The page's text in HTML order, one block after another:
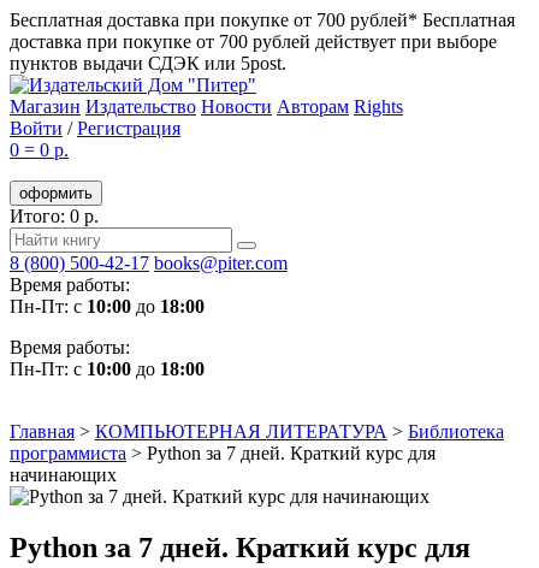
Бесплатная доставка при покупке от 700 рублей* Бесплатная
доставка при покупке от 700 рублей действует при выборе
пунктов выдачи СДЭК или 5post.
Магазин Издательство Новости Авторам Rights
Войти /Регистрация
0 = 0 р.
оформить
Итого: 0 р.
8 (800) 500-42-17 books@piter.com
Время работы:
Пн-Пт: с 10:00 до 18:00
Время работы:
Пн-Пт: с 10:00 до 18:00
Главная > КОМПЬЮТЕРНАЯ ЛИТЕРАТУРА > Библиотека
программиста > Python за 7 дней. Краткий курс для
начинающих
Python за 7 дней. Краткий курс для